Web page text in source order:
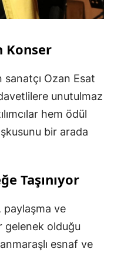
Konser
Ozan Esat
unutulmaz
hem ödül
bir arada
Taşınıyor
paylaşma ve
gelenek olduğu
esnaf ve